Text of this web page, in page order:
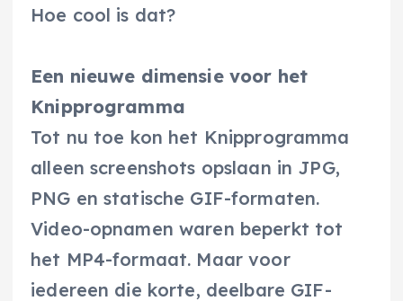
Hoe cool is dat?
Een nieuwe dimensie voor het
Knipprogramma
Tot nu toe kon het Knipprogramma
alleen screenshots opslaan in JPG,
PNG en statische GIF-formaten.
Video-opnamen waren beperkt tot
het MP4-formaat. Maar voor
iedereen die korte, deelbare GIF-